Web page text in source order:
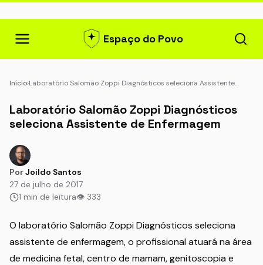
Espaço do Povo
Início›Laboratório Salomão Zoppi Diagnósticos seleciona Assistente…
Laboratório Salomão Zoppi Diagnósticos
seleciona Assistente de Enfermagem
PorJoildo Santos
27 de julho de 2017
1 min de leitura👁 333
O laboratório Salomão Zoppi Diagnósticos seleciona
assistente de enfermagem, o profissional atuará na área
de medicina fetal, centro de mamam, genitoscopia e